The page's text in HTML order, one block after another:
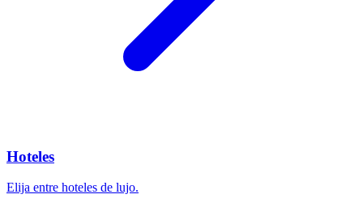
Hoteles
Elija entre hoteles de lujo.